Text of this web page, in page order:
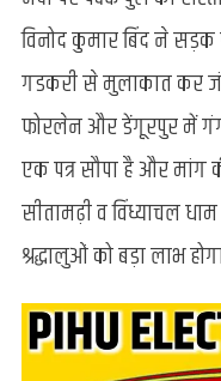
मिले
भदोहीं
सांसद,
नदी
पर
पुल
निर्माण
लिए
दिया
पत्रक
विनोद कुमार बिंद ने सड़क
गडकरी से मुलाकात कर
फोरलेन और डेंगूरपुर में
एक पत्र सौपा है और मांग
सीतामढ़ी व विंध्याचल
श्रद्धालुओं को बड़ा लाभ